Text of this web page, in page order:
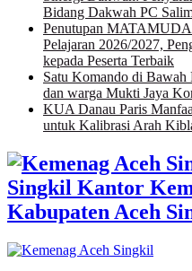
Bidang Dakwah PC
Penutupan
Pelajaran 2026/2027,
kepada Peserta Terbaik
Satu Komando di
dan warga Mukti Jaya
KUA Danau Paris
untuk Kalibrasi Arah
Singkil Kantor
Kabupaten Aceh